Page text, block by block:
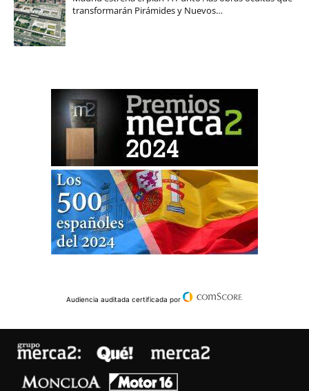
transformarán Pirámides y Nuevos…
Audiencia auditada certificada por